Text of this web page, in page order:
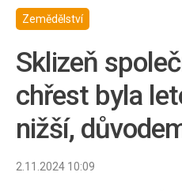
Zemědělství
Sklizeň
chřest byla
nižší,
2.11.2024 10:09